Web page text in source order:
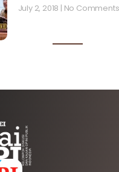
July 2, 2018 No Comments